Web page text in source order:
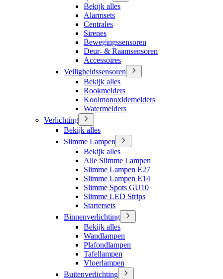
Bekijk alles
Alarmsets
Centrales
Sirenes
Bewegingssensoren
Deur- & Raamsensoren
Accessoires
Veiligheidssensoren
Bekijk alles
Rookmelders
Koolmonoxidemelders
Watermelders
Verlichting
Bekijk alles
Slimme Lampen
Bekijk alles
Alle Slimme Lampen
Slimme Lampen E27
Slimme Lampen E14
Slimme Spots GU10
Slimme LED Strips
Startersets
Binnenverlichting
Bekijk alles
Wandlampen
Plafondlampen
Tafellampen
Vloerlampen
Buitenverlichting